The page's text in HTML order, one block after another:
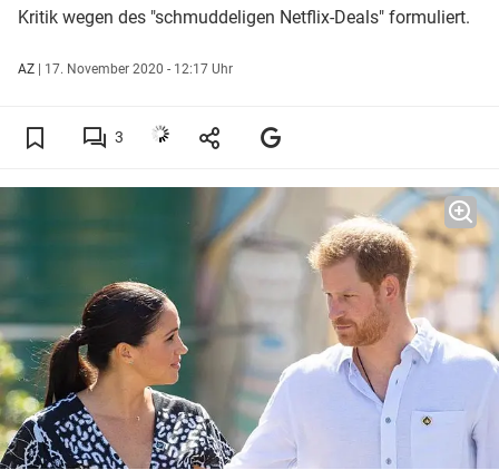
Kritik wegen des "schmuddeligen Netflix-Deals" formuliert.
AZ | 17. November 2020 - 12:17 Uhr
3